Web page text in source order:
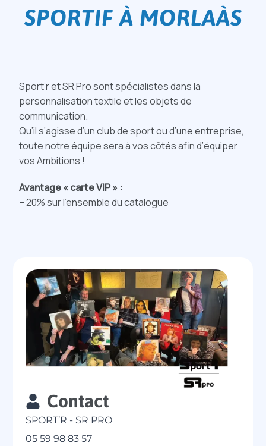
SPORTIF À MORLAÀS
Sport’r et SR Pro sont spécialistes dans la
personnalisation textile et les objets de
communication.
Qu’il s’agisse d’un club de sport ou d’une entreprise,
toute notre équipe sera à vos côtés afin d’équiper
vos Ambitions !
Avantage « carte VIP » :
– 20% sur l’ensemble du catalogue
Contact
SPORT’R - SR PRO
05 59 98 83 57